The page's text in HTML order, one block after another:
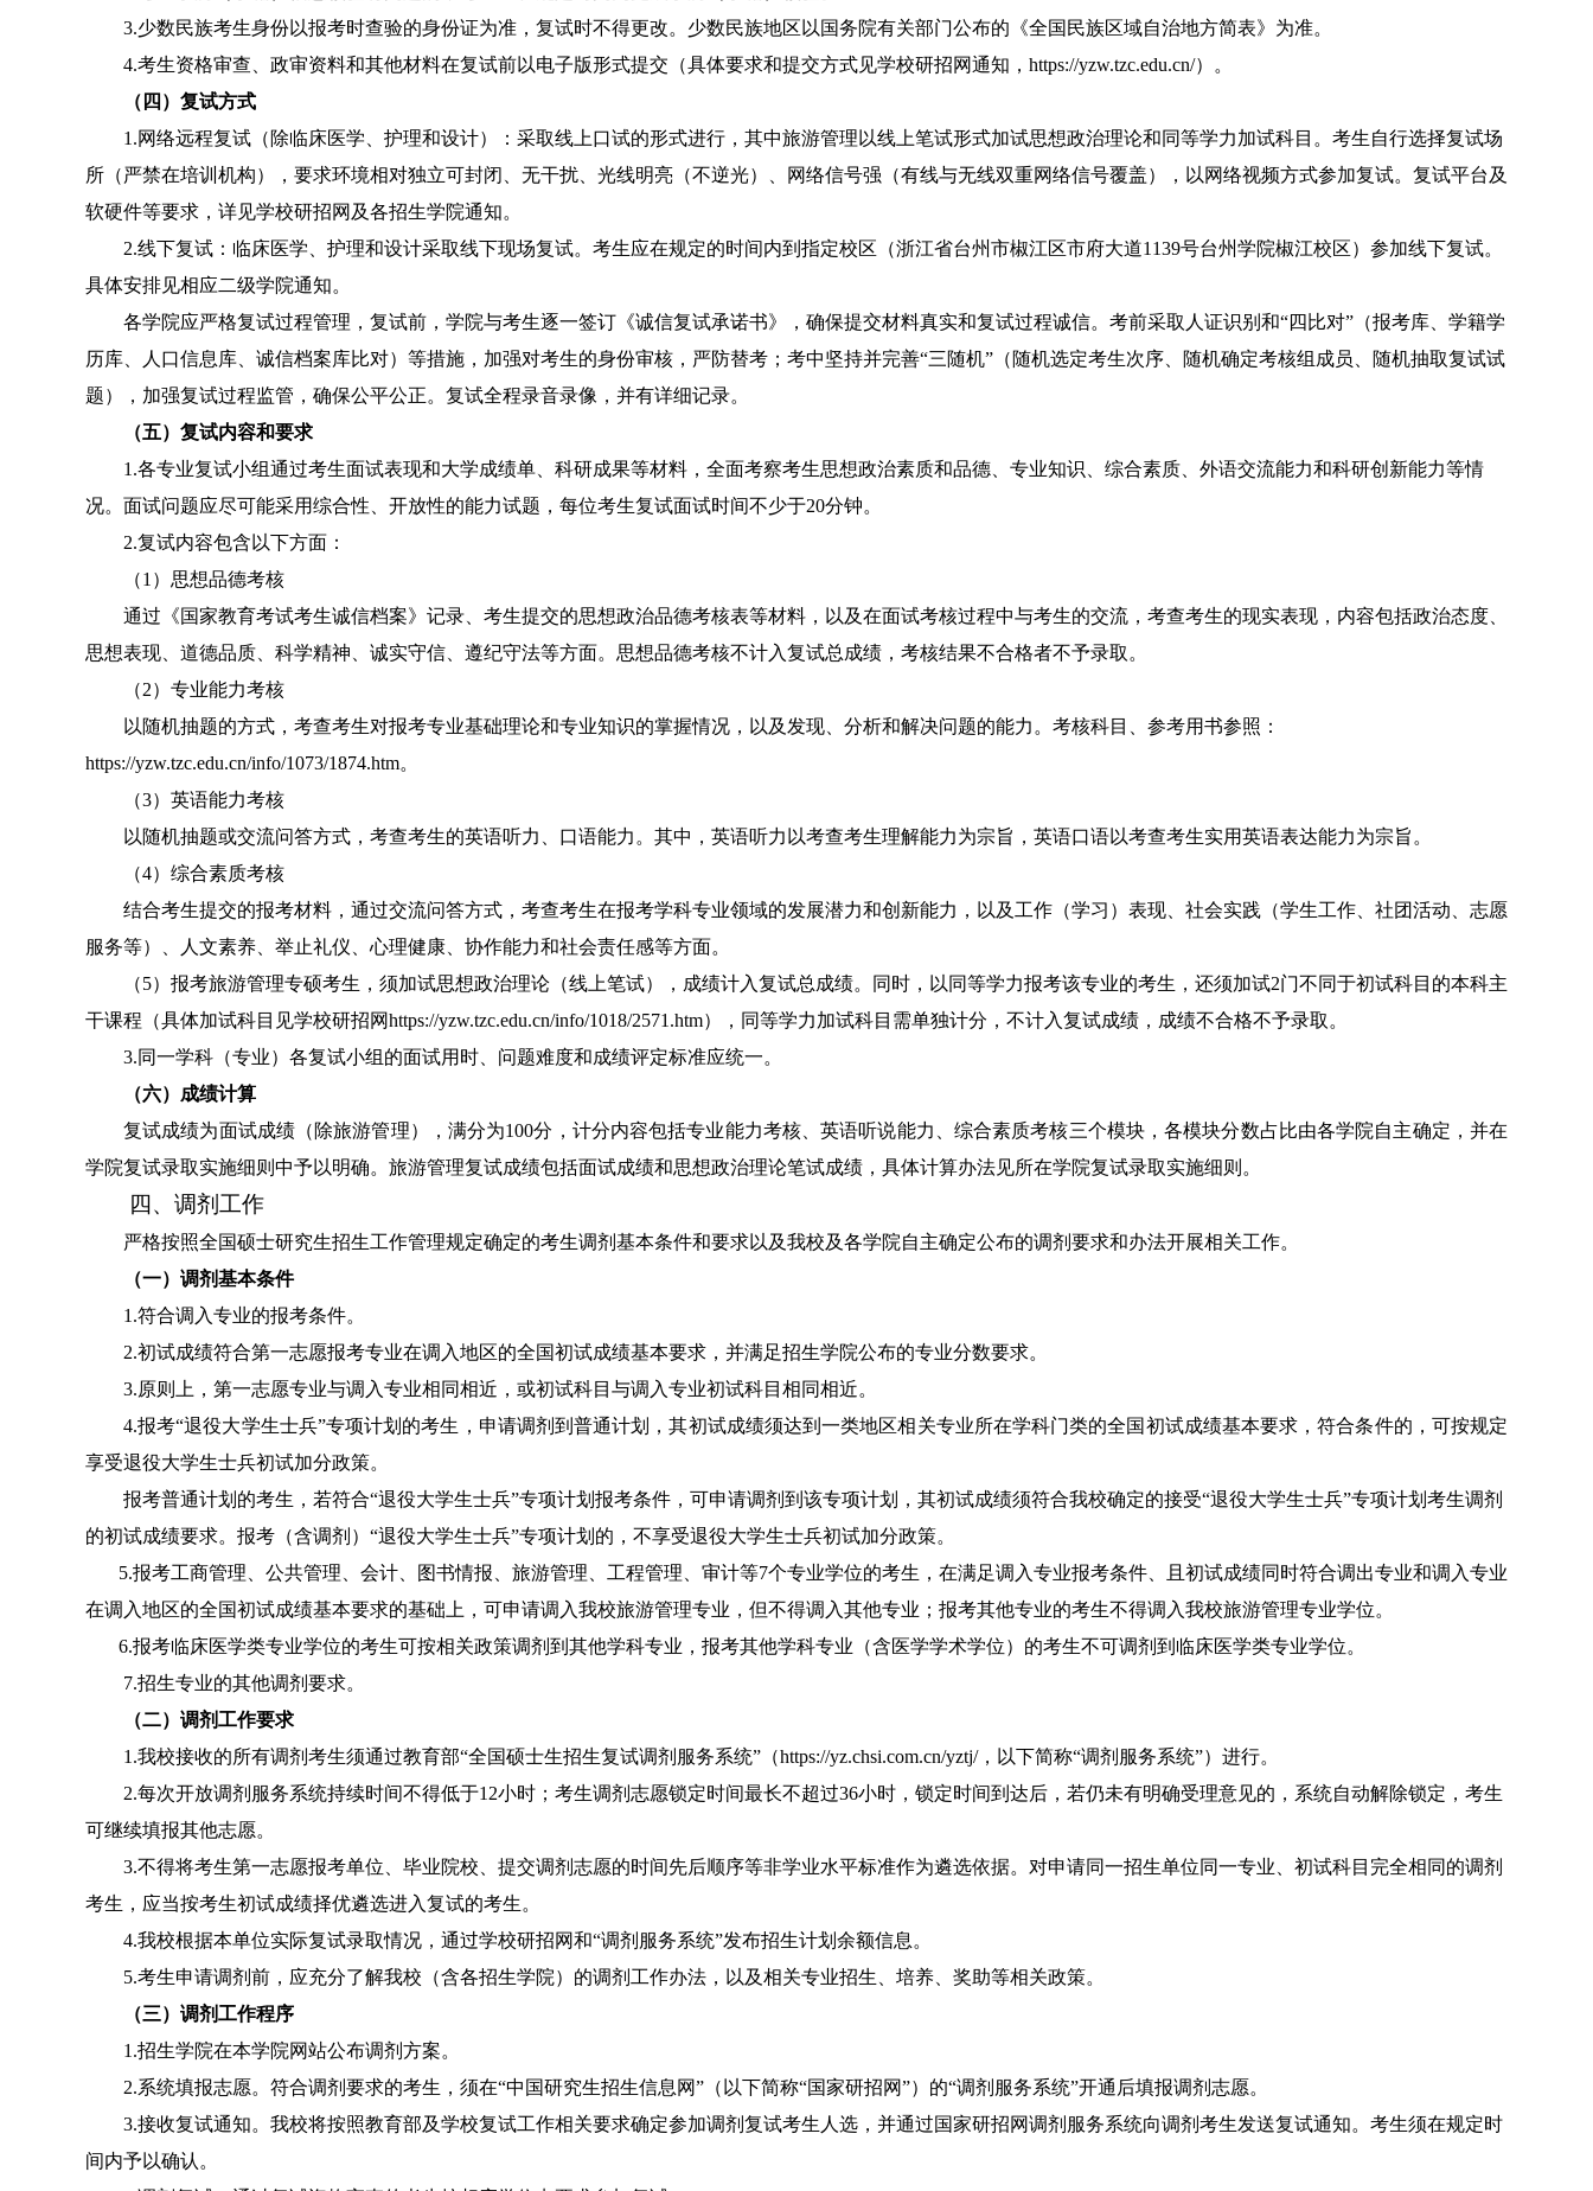
3.少数民族考生身份以报考时查验的身份证为准，复试时不得更改。少数民族地区以国务院有关部门公布的《全国民族区域自治地方简表》为准。
4.考生资格审查、政审资料和其他材料在复试前以电子版形式提交（具体要求和提交方式见学校研招网通知， https://yzw.tzc.edu.cn/）。
（四）复试方式
1.网络远程复试 （除临床医学、护理和设计） ：采取线上口试的形式进行， 其中旅游管理以线上笔试形式加试思想政治理论和同等学力加试科目 。考生自行选择复试场
所（严禁在培训机构），要求环境相对独立可封闭、无干扰、光线明亮（不逆光）、网络信号强（有线与无线双重网络信号覆盖），以网络视频方式参加复试。复试平台及
软硬件等要求，详见学校研招网及各招生学院通知。
2.线下复试：临床医学、护理和设计采取线下现场复试。考生应在规定的时间内到指定校区（浙江省台州市椒江区市府大道1139号台州学院椒江校区）参加线下复试。
具体安排见相应二级学院通知。
各学院应严格复试过程管理，复试前，学院与考生逐一签订《诚信复试承诺书》，确保提交材料真实和复试过程诚信。考前采取人证识别和“四比对” （报考库、学籍学
历库、人口信息库、诚信档案库比对）等措施，加强对考生的身份审核，严防替考；考中坚持并完善“三随机” （随机选定考生次序、随机确定考核组成员、随机抽取复试试
题），加强复试过程监管，确保公平公正。复试全程录音录像，并有详细记录。
（五）复试内容和要求
1.各专业复试小组通过考生面试表现和大学成绩单、科研成果等材料，全面考察考生思想政治素质和品德、专业知识、综合素质、外语交流能力和科研创新能力等情
况。面试问题应尽可能采用综合性、开放性的能力试题， 每位考生复试面试时间不少于20分钟。
2.复试内容包含以下方面：
（1 ）思想品德考核
通过《国家教育考试考生诚信档案》记录、考生提交的思想政治品德考核表等材料，以及在面试考核过程中与考生的交流，考查考生的现实表现，内容包括政治态度、
思想表现、道德品质、科学精神、诚实守信、遵纪守法等方面。思想品德考核不计入复试总成绩，考核结果不合格者不予录取。
（2）专业能力考核
以随机抽题的方式，考查考生对报考专业基础理论和专业知识的掌握情况，以及发现、分析和解决问题的能力。考核科目、参考用书参照：
https://yzw.tzc.edu.cn/info/1073/1874.htm。
（3）英语能力考核
以随机抽题或交流问答方式，考查考生的英语听力、口语能力。其中，英语听力以考查考生理解能力为宗旨，英语口语以考查考生实用英语表达能力为宗旨。
（4）综合素质考核
结合考生提交的报考材料，通过交流问答方式，考查考生在报考学科专业领域的发展潜力和创新能力，以及工作（学习）表现、社会实践（学生工作、社团活动、志愿
服务等）、人文素养、举止礼仪、心理健康、协作能力和社会责任感等方面。
（5） 报考旅游管理专硕考生，须加试思想政治理论（线上笔试），成绩计入复试总成绩。同时，以同等学力报考该专业的考生，还须加试2门不同于初试科目的本科主
干课程（具体加试科目见学校研招网https://yzw.tzc.edu.cn/info/1018/2571.htm），同等学力加试科目需单独计分，不计入复试成绩，成绩不合格不予录取。
3.同一学科（专业）各复试小组的面试用时、问题难度和成绩评定标准应统一。
（六） 成绩计算
复试成绩为面试成绩（ 除旅游管理），满分为100分，计分内容包括专业能力考核、英语听说能力、综合素质考核三个模块，各模块分数占比由各学院自主确定，并在
学院复试录取实施细则中予以明确。 旅游管理复试成绩包括面试成绩和思想政治理论笔试成绩，具体计算办法见所在学院复试录取实施细则。
四、调剂工作
严格按照全国硕士研究生招生工作管理规定确定的考生调剂基本条件和要求以及我校及各学院自主确定公布的调剂要求和办法开展相关工作。
（一）调剂基本条件
1.符合调入专业的报考条件。
2.初试成绩符合第一志愿报考专业在调入地区的全国初试成绩基本要求，并满足招生学院公布的专业分数要求。
3.原则上， 第一志愿专业与调入专业相同相近，或初试科目与调入专业初试科目相同相近。
4.报考“退役大学生士兵”专项计划的考生，申请调剂到普通计划，其初试成绩须达到一类地区相关专业所在学科门类的全国初试成绩基本要求，符合条件的，可按规定
享受退役大学生士兵初试加分政策。
报考普通计划的考生，若符合“退役大学生士兵”专项计划报考条件，可申请调剂到该专项计划，其初试成绩须符合我校确定的接受“退役大学生士兵”专项计划考生调剂
的初试成绩要求。报考（含调剂） “退役大学生士兵”专项计划的，不享受退役大学生士兵初试加分政策。
5.报考工商管理、公共管理、会计、图书情报、 旅游管理、 工程管理、审计等7个专业学位的考生，在满足调入专业报考条件、且初试成绩同时符合调出专业和调入专业
在调入地区的全国初试成绩基本要求的基础上，可申请调入我校旅游管理专业，但不得调入其他专业 ；报考其他专业的考生不得调入我校旅游管理专业学位。
6.报考临床医学类专业学位的考生可按相关政策调剂到其他学科专业，报考其他学科专业（含医学学术学位）的考生不可调剂到临床医学类专业学位。
7.招生专业的其他调剂要求。
（二）调剂工作要求
1.我校接收的所有调剂考生须通过教育部“全国硕士生招生复试调剂服务系统” （https://yz.chsi.com.cn/yztj/，以下简称“调剂服务系统”）进行。
2.每次开放调剂服务系统持续时间不得低于12小时；考生调剂志愿锁定时间最长不超过36小时，锁定时间到达后，若仍未有明确受理意见的，系统自动解除锁定，考生
可继续填报其他志愿。
3.不得将考生第一志愿报考单位、毕业院校、提交调剂志愿的时间先后顺序等非学业水平标准作为遴选依据。对申请同一招生单位同一专业、初试科目完全相同的调剂
考生，应当按考生初试成绩择优遴选进入复试的考生。
4.我校根据本单位实际复试录取情况，通过学校研招网和“调剂服务系统”发布招生计划余额信息。
5.考生申请调剂前，应充分了解我校（含各招生学院）的调剂工作办法，以及相关专业招生、培养、奖助等相关政策。
（三）调剂工作程序
1.招生学院在本学院网站公布调剂方案。
2.系统填报志愿。符合调剂要求的考生，须在“中国研究生招生信息网” （以下简称“国家研招网”）的“调剂服务系统”开通后填报调剂志愿。
3.接收复试通知。我校将按照教育部及学校复试工作相关要求确定参加调剂复试考生人选，并通过国家研招网调剂服务系统向调剂考生发送复试通知。考生须在规定时
间内予以确认。